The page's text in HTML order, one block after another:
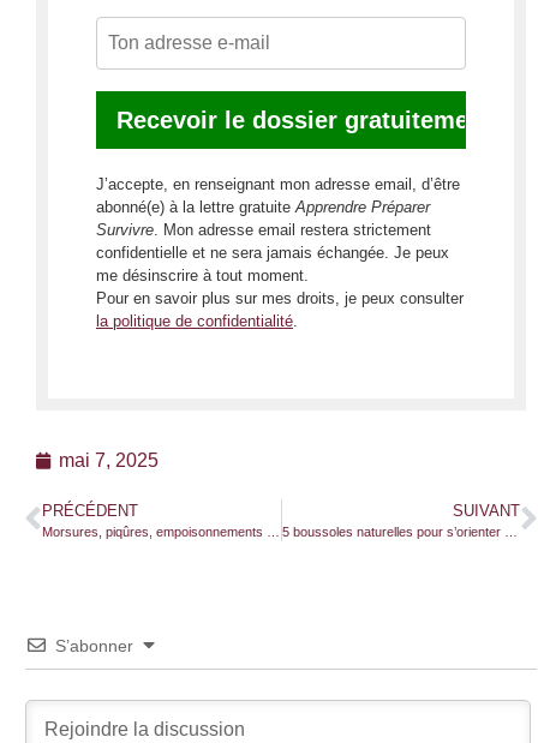
J’accepte, en renseignant mon adresse email, d’être
abonné(e) à la lettre gratuite Apprendre Préparer
Survivre . Mon adresse email restera strictement
confidentielle et ne sera jamais échangée. Je peux
me désinscrire à tout moment.
Pour en savoir plus sur mes droits, je peux consulter
la politique de confidentialité
mai 7, 2025
PRÉCÉDENT SUIVANT
S’abonner